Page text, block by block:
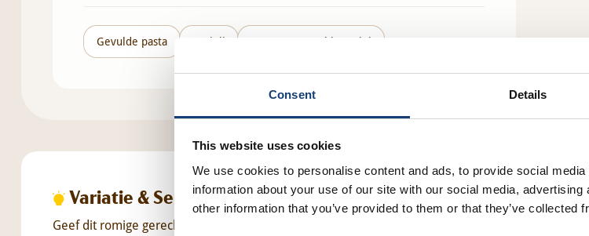
Consent Details
This website uses cookies
We use cookies to personalise content and ads, to provide social
information about your use of our site with our social media,
other information that you’ve provided to them or that they’ve collected
Gevulde pasta Ravioli Pastasaus Funghi Porcini
Variatie & Serveersuggesties
Geef dit romige gerecht extra diepte door de hazelnoten vooraf kort te roosteren in een droge